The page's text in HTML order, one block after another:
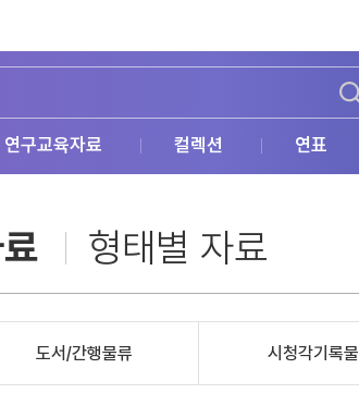
연구교육자료 컬렉션 연표
형태별 자료
도서/간행물류 시청각기록물